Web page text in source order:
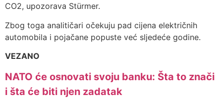
CO2, upozorava Stürmer.
Zbog toga analitičari očekuju pad cijena električnih
automobila i pojačane popuste već sljedeće godine.
VEZANO
NATO će osnovati svoju banku: Šta to znači
i šta će biti njen zadatak